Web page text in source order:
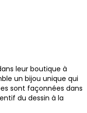
leur boutique à
un bijou unique qui
sont façonnées dans
du dessin à la